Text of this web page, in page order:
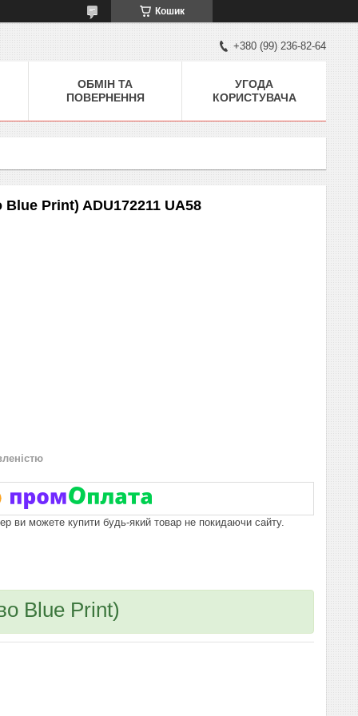
Кошик
+380 (99) 236-82-64
ОБМІН ТА
ПОВЕРНЕННЯ
УГОДА
КОРИСТУВАЧА
Print) ADU172211 UA58
ви можете купити будь-який товар не покидаючи сайту.
Blue Print)